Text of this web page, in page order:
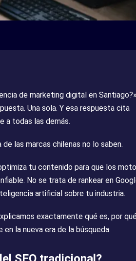
de marketing digital en
Una sola. Y esa respuesta cita
a todas las demás.
las marcas chilenas no lo saben.
tu contenido para que los
No se trata de rankear en
artificial sobre tu industria.
exactamente qué es, por
la nueva era de la búsqueda.